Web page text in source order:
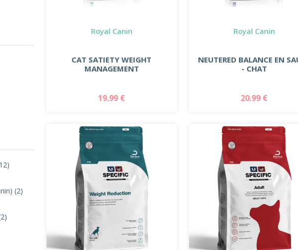
(2)
Royal Canin
CAT SATIETY WEIGHT
MANAGEMENT
19.99 €
Royal Canin
NEUTERED BALANCE EN
- CHAT
20.99 €